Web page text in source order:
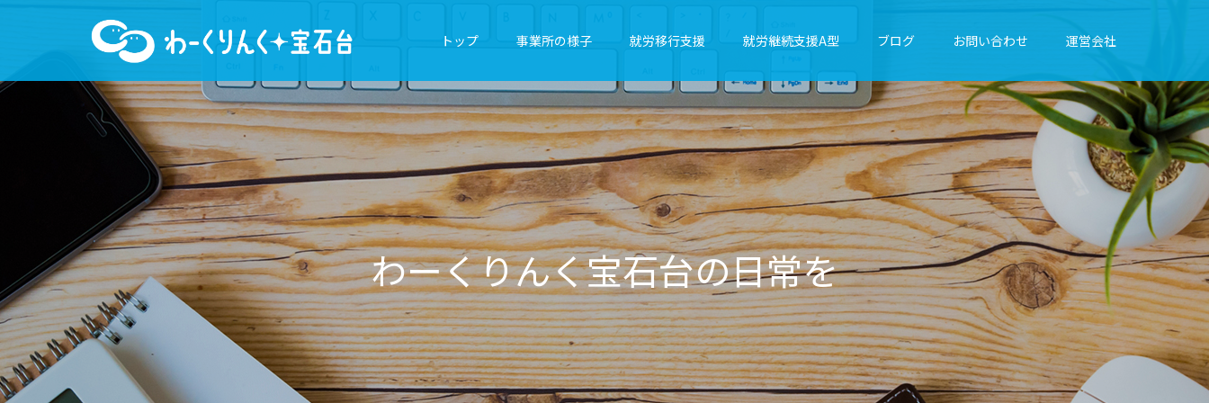
トップ 事業所の様子 就労移行支援 就労継続支援A型 ブログ お問い合わせ 運営会社
わーくりんく宝石台の日常を気ままに綴ります